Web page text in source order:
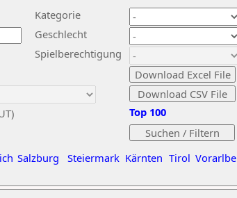
Kategorie
Geschlecht
Spielberechtigung
Salzburg Steiermark Kärnten Tirol
Top 100